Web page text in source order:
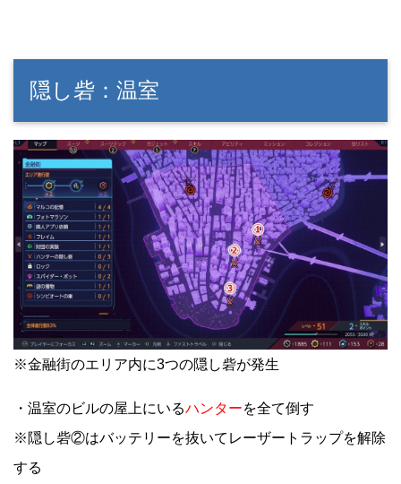
隠し砦：温室
※金融街のエリア内に3つの隠し砦が発生
・温室のビルの屋上にいるハンターを全て倒す
※隠し砦②はバッテリーを抜いてレーザートラップを解除
する